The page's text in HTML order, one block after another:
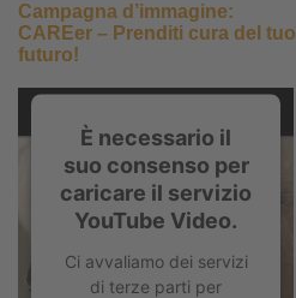
Campagna d’immagine:
CAREer – Prenditi cura del tuo
futuro!
È necessario il
suo consenso per
caricare il servizio
YouTube Video.
Ci avvaliamo dei servizi
di terze parti per